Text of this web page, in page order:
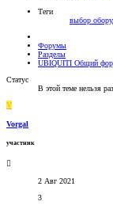
Теги
выбор
Форумы
Разделы
UBIQUITI Общий
Статус
В этой теме нельзя
V
Vorgal
участник
2 Авг 2021
3